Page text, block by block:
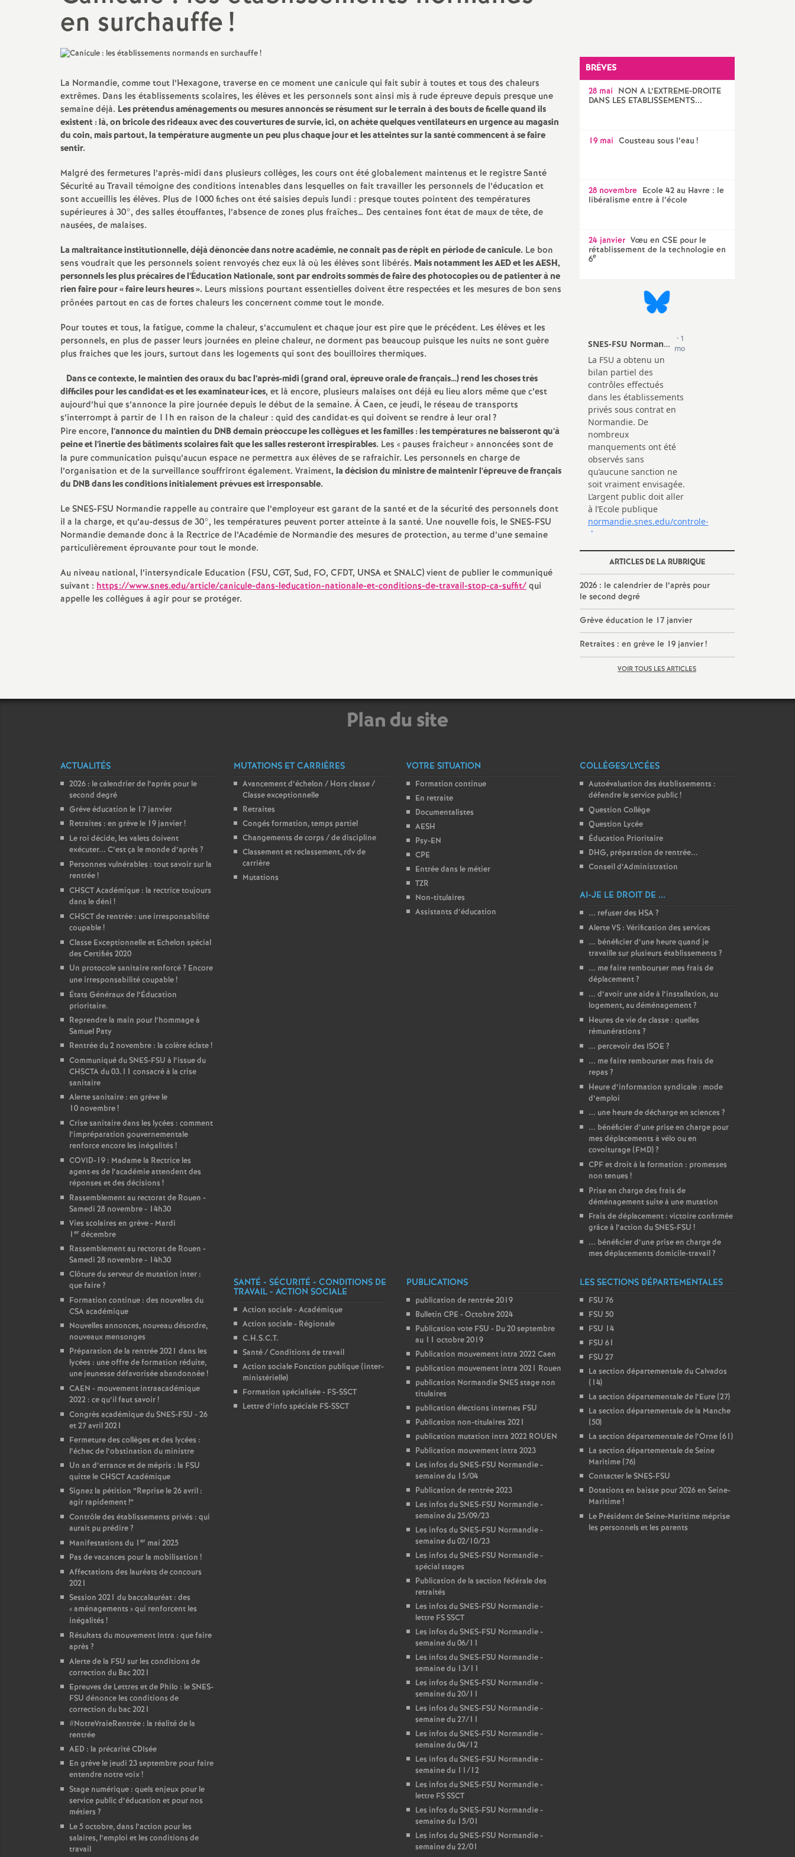
N
i
o
a
l
d
e
s
E
n
s
e
i
g
n
m
s
e
S
e
c
n
s
T
o
u
Droits et libertés - RESF
Espaces militants
Échos des établissements
partiel
Changements de corps / de
rdv de carrière
Mutations
AESH
Entrée dans le métier
TZR
Assistants d’éducation
Formation spécialisée - FS-
SSCT
Lettre d’info spéciale FS-SSCT
en surchauffe!
La Normandie, comme tout l’Hexagone, traverse en ce moment une canicule qui fait subir à toutes et tous des chaleurs
extrêmes. Dans les établissements scolaires, les élèves et les personnels sont ainsi mis à rude épreuve depuis presque une
semaine déjà. Les prétendus aménagements ou mesures annoncés se résument sur le terrain à des bouts de ficelle quand ils
existent : là, on bricole des rideaux avec des couvertures de survie, ici, on achète quelques ventilateurs en urgence au magasin
du coin, mais partout, la température augmente un peu plus chaque jour et les atteintes sur la santé commencent à se faire
sentir.
Malgré des fermetures l’après-midi dans plusieurs collèges, les cours ont été globalement maintenus et le registre Santé
Sécurité au Travail témoigne des conditions intenables dans lesquelles on fait travailler les personnels de l’éducation et
sont accueillis les élèves. Plus de 1000 fiches ont été saisies depuis lundi : presque toutes pointent des températures
supérieures à 30°, des salles étouffantes, l’absence de zones plus fraîches… Des centaines font état de maux de tête, de
nausées, de malaises.
La maltraitance institutionnelle, déjà dénoncée dans notre académie, ne connait pas de répit en période de canicule. Le bon
sens voudrait que les personnels soient renvoyés chez eux là où les élèves sont libérés. Mais notamment les AED et les AESH,
personnels les plus précaires de l’Éducation Nationale, sont par endroits sommés de faire des photocopies ou de patienter à ne
rien faire pour «faire leurs heures». Leurs missions pourtant essentielles doivent être respectées et les mesures de bon sens
prônées partout en cas de fortes chaleurs les concernent comme tout le monde.
Pour toutes et tous, la fatigue, comme la chaleur, s’accumulent et chaque jour est pire que le précédent. Les élèves et les
personnels, en plus de passer leurs journées en pleine chaleur, ne dorment pas beaucoup puisque les nuits ne sont guère
plus fraiches que les jours, surtout dans les logements qui sont des bouilloires thermiques.
Dans ce contexte, le maintien des oraux du bac l’après-midi (grand oral, épreuve orale de français…) rend les choses très
difficiles pour les candidat·es et les examinateur·ices, et là encore, plusieurs malaises ont déjà eu lieu alors même que c’est
aujourd’hui que s’annonce la pire journée depuis le début de la semaine. À Caen, ce jeudi, le réseau de transports
s’interrompt à partir de 11h en raison de la chaleur : quid des candidat·es qui doivent se rendre à leur oral?
Pire encore, l’annonce du maintien du DNB demain préoccupe les collègues et les familles : les températures ne baisseront qu’à
peine et l’inertie des bâtiments scolaires fait que les salles resteront irrespirables. Les «pauses fraicheur» annoncées sont de
la pure communication puisqu’aucun espace ne permettra aux élèves de se rafraichir. Les personnels en charge de
l’organisation et de la surveillance souffriront également. Vraiment, la décision du ministre de maintenir l’épreuve de français
du DNB dans les conditions initialement prévues est irresponsable.
Le SNES-FSU Normandie rappelle au contraire que l’employeur est garant de la santé et de la sécurité des personnels dont
il a la charge, et qu’au-dessus de 30°, les températures peuvent porter atteinte à la santé. Une nouvelle fois, le SNES-FSU
Normandie demande donc à la Rectrice de l’Académie de Normandie des mesures de protection, au terme d’une semaine
particulièrement éprouvante pour tout le monde.
Au niveau national, l’intersyndicale Education (FSU, CGT, Sud, FO, CFDT, UNSA et SNALC) vient de publier le communiqué
suivant : https://www.snes.edu/article/canicule-dans-leducation-nationale-et-conditions-de-travail-stop-ca-suffit/qui
appelle les collègues à agir pour se protéger.
BRÈVES
28 mai NON A L’EXTREME-DROITE
DANS LES ETABLISSEMENTS...
19 mai Cousteau sous l’eau !
28 novembre Ecole 42 au Havre : le
libéralisme entre à l’école
24 janvier Vœu en CSE pour le
rétablissement de la technologie en
6e
ARTICLES DE LA RUBRIQUE
2026 : le calendrier de l’après pour
le second degré
Grève éducation le 17 janvier
Retraites : en grève le 19 janvier!
VOIR TOUS LES ARTICLES
Plan du site
ACTUALITÉS
2026 : le calendrier de l’après pour le
second degré
Grève éducation le 17 janvier
Retraites : en grève le 19 janvier!
Le roi décide, les valets doivent
exécuter... C’est ça le monde d’après ?
Personnes vulnérables : tout savoir sur la
rentrée!
CHSCT Académique : la rectrice toujours
dans le déni !
CHSCT de rentrée : une irresponsabilité
coupable!
Classe Exceptionnelle et Echelon spécial
des Certifiés 2020
Un protocole sanitaire renforcé? Encore
une irresponsabilité coupable!
États Généraux de l’Éducation
prioritaire.
Reprendre la main pour l’hommage à
Samuel Paty
Rentrée du 2 novembre : la colère éclate!
Communiqué du SNES-FSU à l’issue du
CHSCTA du 03.11 consacré à la crise
sanitaire
Alerte sanitaire : en grève le
10 novembre!
Crise sanitaire dans les lycées : comment
l’impréparation gouvernementale
renforce encore les inégalités !
COVID-19 : Madame la Rectrice les
agent·es de l’académie attendent des
réponses et des décisions !
Rassemblement au rectorat de Rouen -
Samedi 28 novembre - 14h30
Vies scolaires en grève - Mardi
1 er décembre
Rassemblement au rectorat de Rouen -
Samedi 28 novembre - 14h30
Clôture du serveur de mutation inter :
que faire?
Formation continue : des nouvelles du
CSA académique
Nouvelles annonces, nouveau désordre,
nouveaux mensonges
Préparation de la rentrée 2021 dans les
lycées : une offre de formation réduite,
une jeunesse défavorisée abandonnée!
CAEN - mouvement intraacadémique
2022 : ce qu’il faut savoir!
Congrès académique du SNES-FSU - 26
et 27 avril 2021
Fermeture des collèges et des lycées :
l’échec de l’obstination du ministre
Un an d’errance et de mépris : la FSU
quitte le CHSCT Académique
Signez la pétition “Reprise le 26 avril :
agir rapidement!”
Contrôle des établissements privés : qui
aurait pu prédire?
Manifestations du 1 er mai 2025
Pas de vacances pour la mobilisation !
Affectations des lauréats de concours
2021
Session 2021 du baccalauréat : des
«aménagements » qui renforcent les
inégalités !
Résultats du mouvement Intra : que faire
après ?
Alerte de la FSU sur les conditions de
correction du Bac 2021
Epreuves de Lettres et de Philo : le SNES-
FSU dénonce les conditions de
correction du bac 2021
#NotreVraieRentrée : la réalité de la
rentrée
AED : la précarité CDIsée
En grève le jeudi 23 septembre pour faire
entendre notre voix!
Stage numérique : quels enjeux pour le
service public d’éducation et pour nos
métiers ?
Le 5 octobre, dans l’action pour les
salaires, l’emploi et les conditions de
travail
MUTATIONS ET CARRIÈRES
Avancement d’échelon / Hors classe /
Classe exceptionnelle
Retraites
Congés formation, temps partiel
Changements de corps / de discipline
Classement et reclassement, rdv de
carrière
Mutations
VOTRE SITUATION
Formation continue
En retraite
Documentalistes
AESH
Psy-EN
CPE
Entrée dans le métier
TZR
Non-titulaires
Assistants d’éducation
COLLÈGES/LYCÉES
Autoévaluation des établissements :
défendre le service public!
Question Collège
Question Lycée
Éducation Prioritaire
DHG, préparation de rentrée...
Conseil d’Administration
AI-JE LE DROIT DE ...
... refuser des HSA?
Alerte VS : Vérification des services
... bénéficier d’une heure quand je
travaille sur plusieurs établissements ?
... me faire rembourser mes frais de
déplacement?
... d’avoir une aide à l’installation, au
logement, au déménagement?
Heures de vie de classe : quelles
rémunérations ?
... percevoir des ISOE ?
... me faire rembourser mes frais de
repas ?
Heure d’information syndicale : mode
d’emploi
... une heure de décharge en sciences ?
... bénéficier d’une prise en charge pour
mes déplacements à vélo ou en
covoiturage (FMD)?
CPF et droit à la formation : promesses
non tenues !
Prise en charge des frais de
déménagement suite à une mutation
Frais de déplacement : victoire confirmée
grâce à l’action du SNES-FSU !
... bénéficier d’une prise en charge de
mes déplacements domicile-travail?
SANTÉ - SÉCURITÉ - CONDITIONS DE
TRAVAIL - ACTION SOCIALE
Action sociale - Académique
Action sociale - Régionale
C.H.S.C.T.
Santé / Conditions de travail
Action sociale Fonction publique (inter-
ministérielle)
Formation spécialisée - FS-SSCT
Lettre d’info spéciale FS-SSCT
PUBLICATIONS
publication de rentrée 2019
Bulletin CPE - Octobre 2024
Publication vote FSU - Du 20 septembre
au 11 octobre 2019
Publication mouvement intra 2022 Caen
publication mouvement intra 2021 Rouen
publication Normandie SNES stage non
titulaires
publication élections internes FSU
Publication non-titulaires 2021
publication mutation intra 2022 ROUEN
Publication mouvement intra 2023
Les infos du SNES-FSU Normandie -
semaine du 15/04
Publication de rentrée 2023
Les infos du SNES-FSU Normandie -
semaine du 25/09/23
Les infos du SNES-FSU Normandie -
semaine du 02/10/23
Les infos du SNES-FSU Normandie -
spécial stages
Publication de la section fédérale des
retraités
Les infos du SNES-FSU Normandie -
lettre FS SSCT
Les infos du SNES-FSU Normandie -
semaine du 06/11
Les infos du SNES-FSU Normandie -
semaine du 13/11
Les infos du SNES-FSU Normandie -
semaine du 20/11
Les infos du SNES-FSU Normandie -
semaine du 27/11
Les infos du SNES-FSU Normandie -
semaine du 04/12
Les infos du SNES-FSU Normandie -
semaine du 11/12
Les infos du SNES-FSU Normandie -
lettre FS SSCT
Les infos du SNES-FSU Normandie -
semaine du 15/01
Les infos du SNES-FSU Normandie -
semaine du 22/01
LES SECTIONS DÉPARTEMENTALES
FSU 76
FSU 50
FSU 14
FSU 61
FSU 27
La section départementale du Calvados
(14)
La section départementale de l’Eure (27)
La section départementale de la Manche
(50)
La section départementale de l’Orne (61)
La section départementale de Seine
Maritime (76)
Contacter le SNES-FSU
Dotations en baisse pour 2026 en Seine-
Maritime!
Le Président de Seine-Maritime méprise
les personnels et les parents